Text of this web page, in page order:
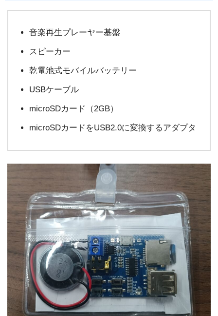
音楽再生プレーヤー基盤
スピーカー
乾電池式モバイルバッテリー
USBケーブル
microSDカード（2GB）
microSDカードをUSB2.0に変換するアダプタ